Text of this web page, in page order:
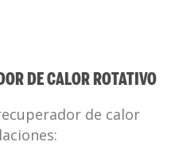
DE CALOR ROTATIVO
de calor